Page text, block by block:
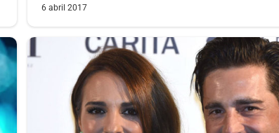
6 abril 2017